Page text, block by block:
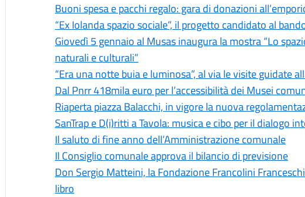
Buoni spesa e pacchi regalo: gara di donazioni
“Ex Iolanda spazio sociale”, il progetto candidato al
Giovedì 5 gennaio al Musas inaugura la mostra “Lo
naturali e culturali”
“Era una notte buia e luminosa”, al via le visite guidate
Dal Pnrr 418mila euro per l’accessibilità dei Musei
Riaperta piazza Balacchi, in vigore la nuova
SanTrap e D(i)ritti a Tavola: musica e cibo per il dialogo
Il saluto di fine anno dell’Amministrazione comunale
Il Consiglio comunale approva il bilancio di previsione
Don Sergio Matteini, la Fondazione Francolini
libro